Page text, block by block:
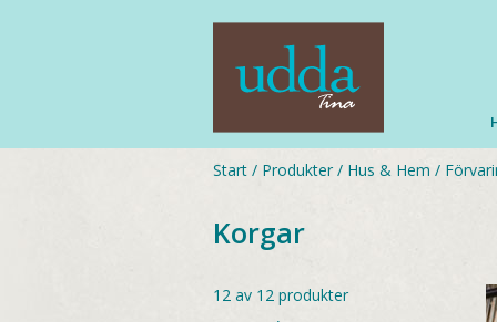
Start / Produkter / Hus & Hem /
Korgar
12 av 12 produkter